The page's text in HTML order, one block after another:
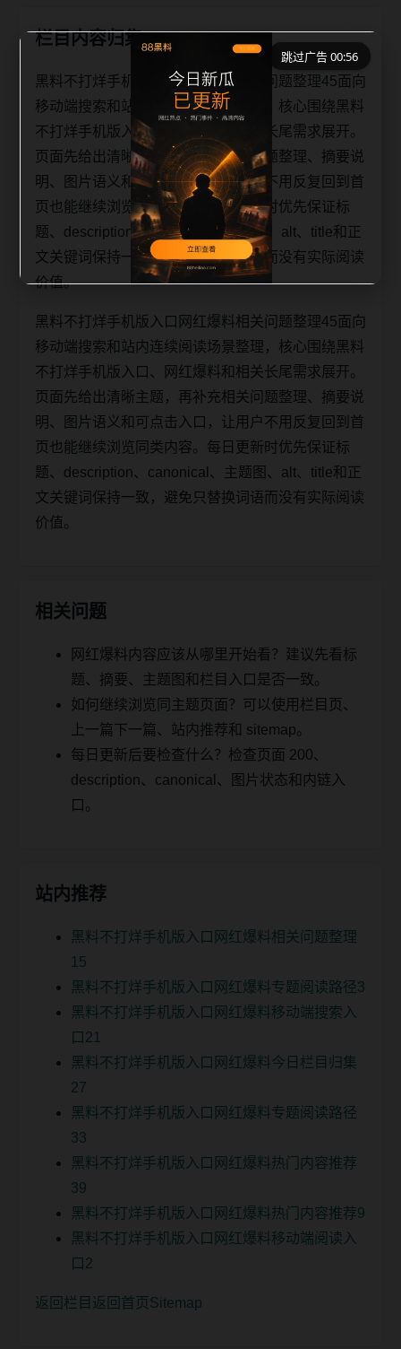
栏目内容归集
黑料不打烊手机版入口网红爆料相关问题整理45面向
移动端搜索和站内连续阅读场景整理，核心围绕黑料
不打烊手机版入口、网红爆料和相关长尾需求展开。
页面先给出清晰主题，再补充相关问题整理、摘要说
明、图片语义和可点击入口，让用户不用反复回到首
页也能继续浏览同类内容。每日更新时优先保证标
题、description、canonical、主题图、alt、title和正
文关键词保持一致，避免只替换词语而没有实际阅读
价值。
黑料不打烊手机版入口网红爆料相关问题整理45面向
移动端搜索和站内连续阅读场景整理，核心围绕黑料
不打烊手机版入口、网红爆料和相关长尾需求展开。
页面先给出清晰主题，再补充相关问题整理、摘要说
明、图片语义和可点击入口，让用户不用反复回到首
页也能继续浏览同类内容。每日更新时优先保证标
题、description、canonical、主题图、alt、title和正
文关键词保持一致，避免只替换词语而没有实际阅读
价值。
相关问题
网红爆料内容应该从哪里开始看？建议先看标
题、摘要、主题图和栏目入口是否一致。
如何继续浏览同主题页面？可以使用栏目页、
上一篇下一篇、站内推荐和 sitemap。
每日更新后要检查什么？检查页面 200、
description、canonical、图片状态和内链入
口。
站内推荐
黑料不打烊手机版入口网红爆料相关问题整理
15
黑料不打烊手机版入口网红爆料专题阅读路径3
黑料不打烊手机版入口网红爆料移动端搜索入
口21
黑料不打烊手机版入口网红爆料今日栏目归集
27
黑料不打烊手机版入口网红爆料专题阅读路径
33
黑料不打烊手机版入口网红爆料热门内容推荐
39
黑料不打烊手机版入口网红爆料热门内容推荐9
黑料不打烊手机版入口网红爆料移动端阅读入
口2
返回栏目 返回首页 Sitemap
跳过广告 00:56